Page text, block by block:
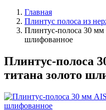
Главная
Плинтус полоса из
Плинтус-полоса 30 мм
шлифованное
Плинтус-полоса
титана золото